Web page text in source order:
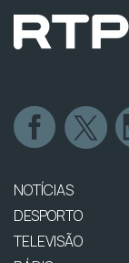
NOTÍCIAS
DESPORTO
TELEVISÃO